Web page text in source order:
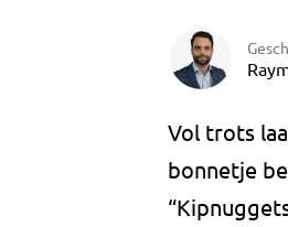
Vol trots
bonnetje